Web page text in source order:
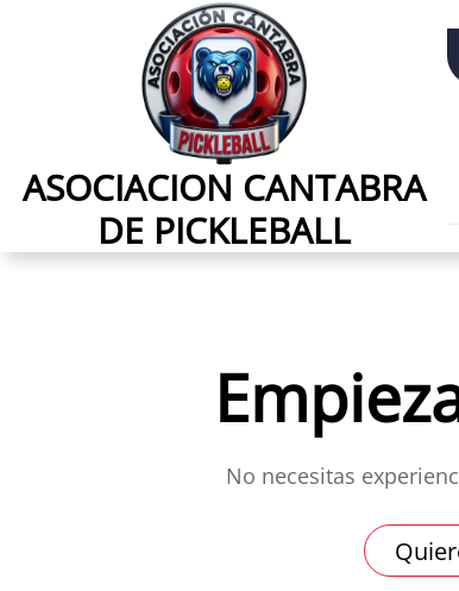
ASOCIACION
CANTABRA
DE
ASOCIACION CANTABRA
DE PICKLEBALL
No necesitas